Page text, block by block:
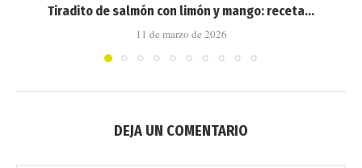
Tiradito de salmón con limón y mango: receta...
11 de marzo de 2026
DEJA UN COMENTARIO